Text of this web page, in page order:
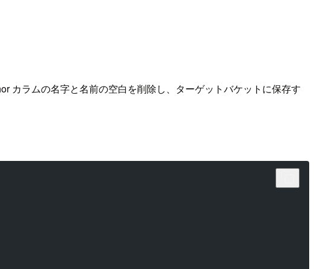
カラムの名字と名前の空白を削除し、ターゲットバケットに保存す